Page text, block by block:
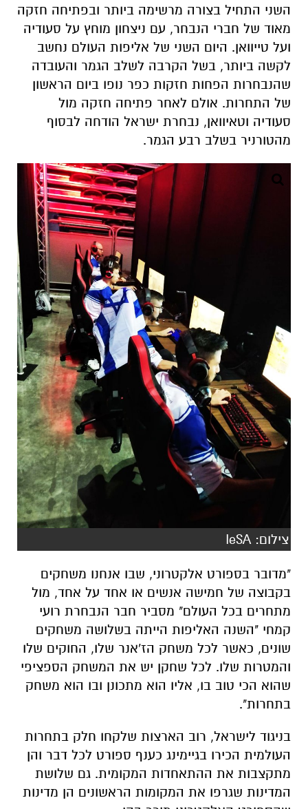
השני התחיל בצורה מרשימה ביותר ובפתיחה חזקה
מאוד של חברי הנבחר, עם ניצחון מוחץ על סעודיה
ועל טייוואן. היום השני של אליפות העולם נחשב
לקשה ביותר, בשל הקרבה לשלב הגמר והעובדה
שהנבחרות הפחות חזקות כפר נופו ביום הראשון
של התחרות. אולם לאחר פתיחה חזקה מול
סעודיה וטאיוואן, נבחרת ישראל הודחה לבסוף
מהטורניר בשלב רבע הגמר.
צילום: IeSA
"מדובר בספורט אלקטרוני, שבו אנחנו משחקים
בקבוצה של חמישה אנשים או אחד על אחד, מול
מתחרים בכל העולם" מסביר חבר הנבחרת רועי
קמחי "השנה האליפות הייתה בשלושה משחקים
שונים, כאשר לכל משחק הז'אנר שלו, החוקים שלו
והמטרות שלו. לכל שחקן יש את המשחק הספציפי
שהוא הכי טוב בו, אליו הוא מתכונן ובו הוא משחק
בתחרות".
בניגוד לישראל, רוב הארצות שלקחו חלק בתחרות
העולמית הכירו בגיימינג כענף ספורט לכל דבר והן
מתקצבות את ההתאחדות המקומית. גם שלושת
המדינות שגרפו את המקומות הראשונים הן מדינות